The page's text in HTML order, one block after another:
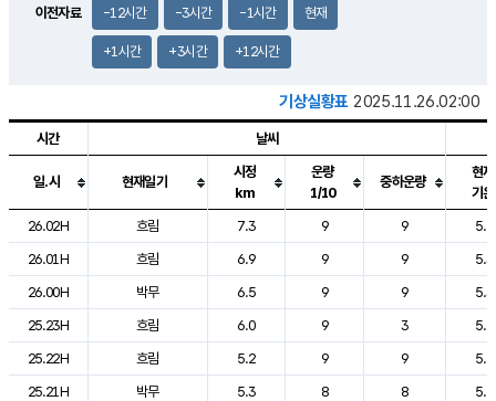
이전자료 -12시간 -3시간 -1시간 현재
+1시간 +3시간 +12시간
기상실황표 2025.11.26.02:00
도시별 기상실황표로 지점, 날씨, 기온, 강수, 바람, 기압등을 안내한 표입
시간 날씨
일.시 현재일기
시정
km
운량
1/10
중하운량
현재
기온
26.02H
흐림 7.3 9 9
5.2
26.01H
흐림 6.9 9 9
5.3
26.00H
박무 6.5 9 9
5.3
25.23H
흐림 6.0 9 3
5.4
25.22H
흐림 5.2 9 9
5.7
25.21H
박무 5.3 8 8
5.7